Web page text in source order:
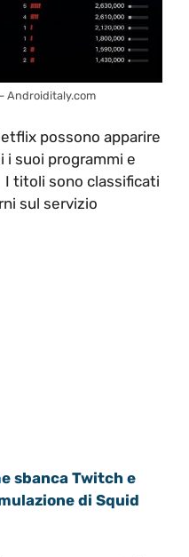
Androiditaly.com
possono apparire
i suoi programmi e
I titoli sono classificati
sul servizio
sbanca Twitch e
di Squid